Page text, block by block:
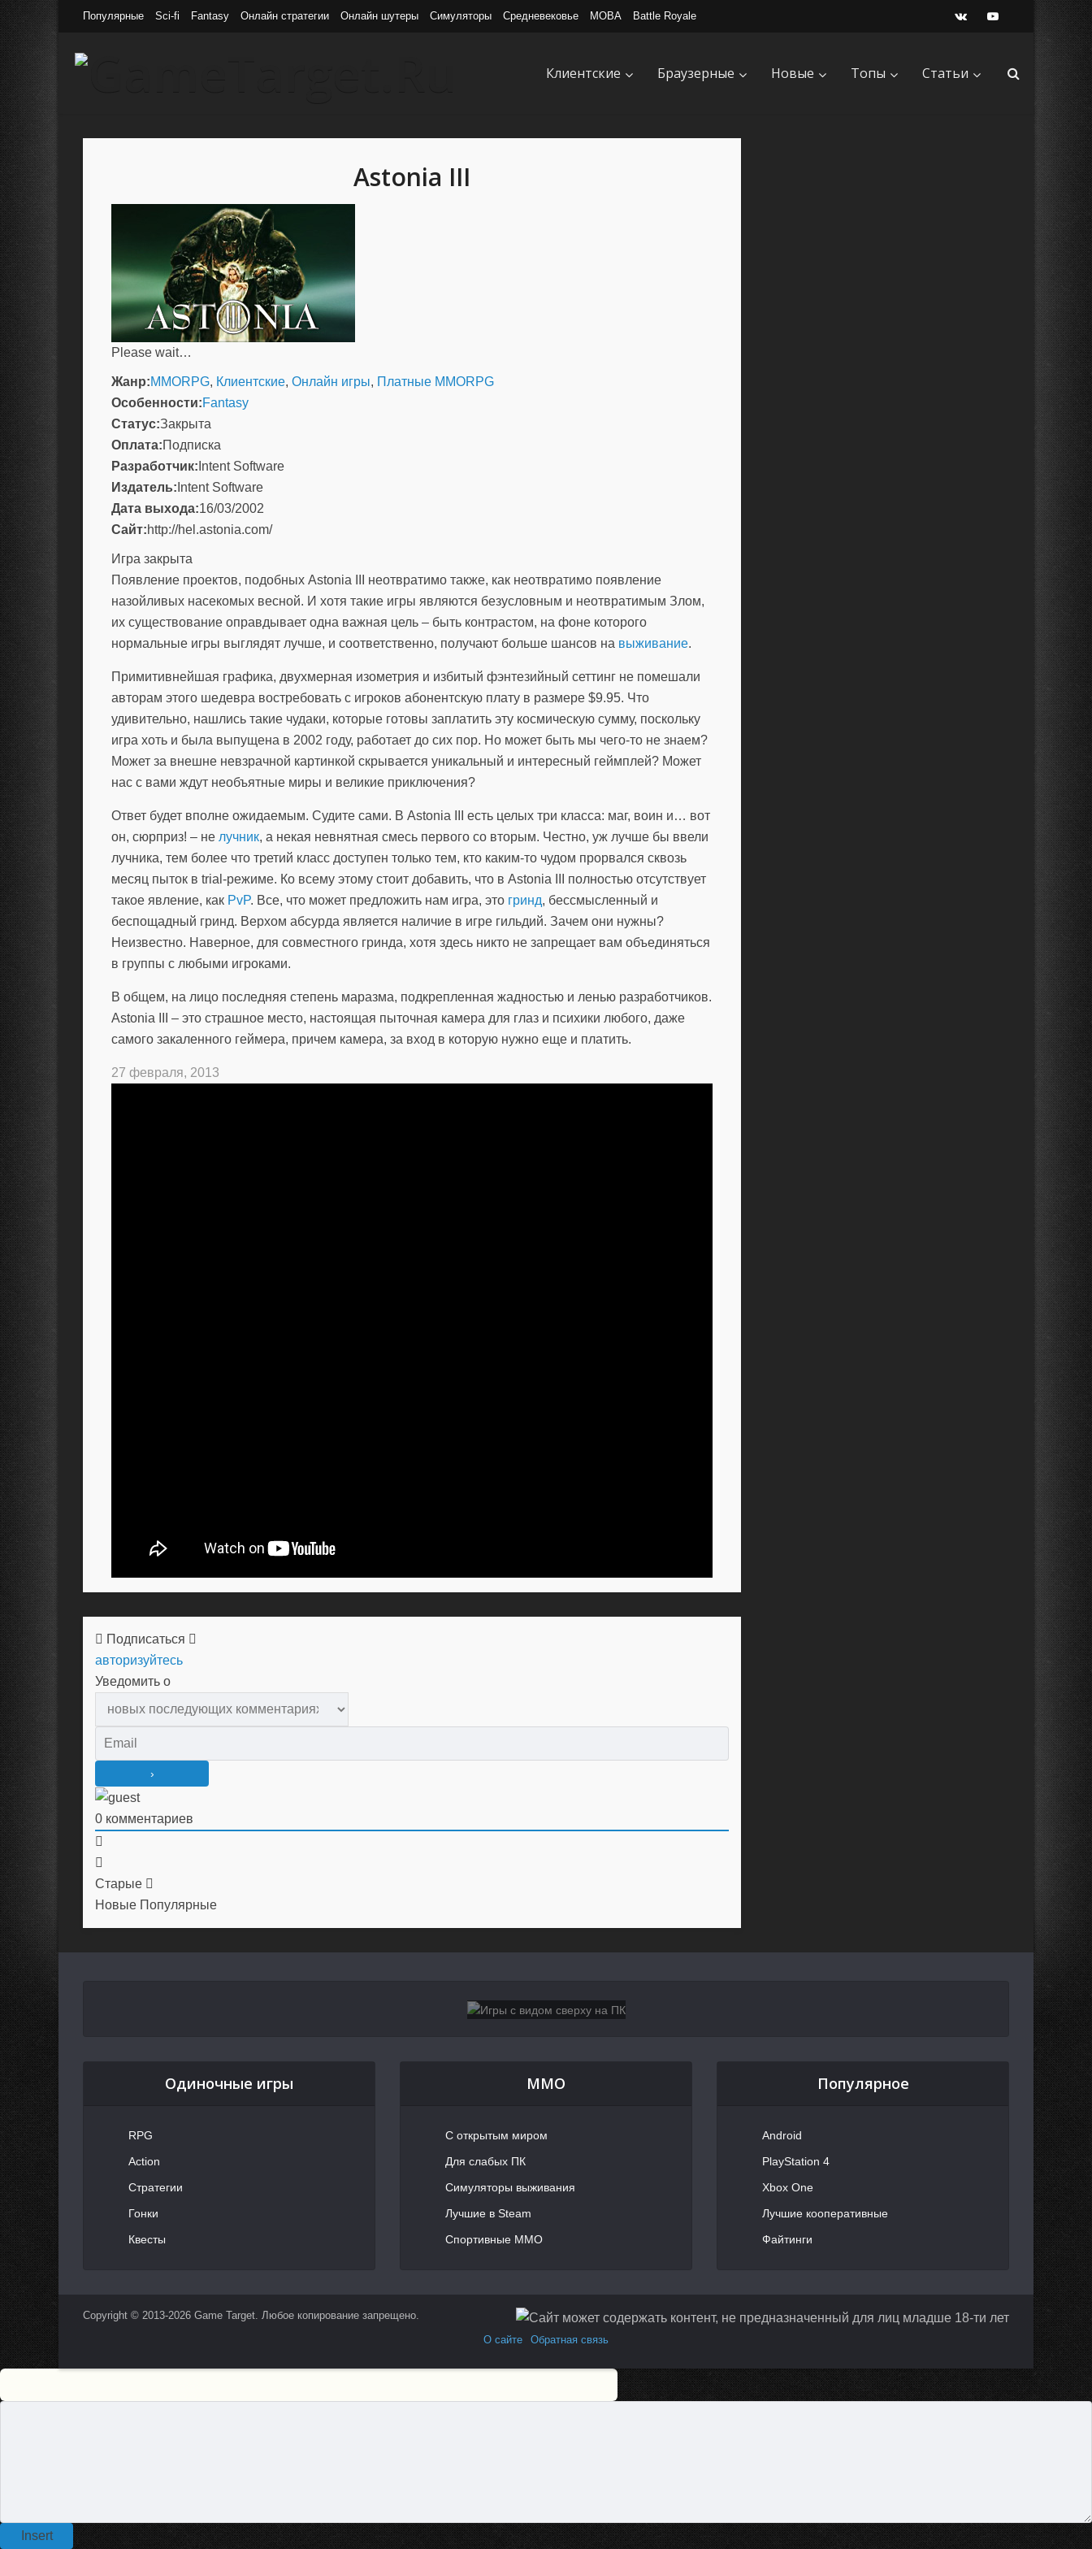
Популярные Sci-fi Fantasy Онлайн стратегии Онлайн шутеры Симуляторы Средневековье MOBA Battle Royale
Клиентские Браузерные Новые Топы Статьи
Astonia III
Please wait…
Жанр:MMORPG, Клиентские, Онлайн игры, Платные MMORPG
Особенности:Fantasy
Статус:Закрыта
Оплата:Подписка
Разработчик: Intent Software
Издатель: Intent Software
Дата выхода:16/03/2002
Сайт:http://hel.astonia.com/
Игра закрыта
Появление проектов, подобных Astonia III неотвратимо также, как неотвратимо появление
назойливых насекомых весной. И хотя такие игры являются безусловным и неотвратимым Злом,
их существование оправдывает одна важная цель – быть контрастом, на фоне которого
нормальные игры выглядят лучше, и соответственно, получают больше шансов на выживание.
Примитивнейшая графика, двухмерная изометрия и избитый фэнтезийный сеттинг не помешали
авторам этого шедевра востребовать с игроков абонентскую плату в размере $9.95. Что
удивительно, нашлись такие чудаки, которые готовы заплатить эту космическую сумму, поскольку
игра хоть и была выпущена в 2002 году, работает до сих пор. Но может быть мы чего-то не знаем?
Может за внешне невзрачной картинкой скрывается уникальный и интересный геймплей? Может
нас с вами ждут необъятные миры и великие приключения?
Ответ будет вполне ожидаемым. Судите сами. В Astonia III есть целых три класса: маг, воин и… вот
он, сюрприз! – не лучник, а некая невнятная смесь первого со вторым. Честно, уж лучше бы ввели
лучника, тем более что третий класс доступен только тем, кто каким-то чудом прорвался сквозь
месяц пыток в trial-режиме. Ко всему этому стоит добавить, что в Astonia III полностью отсутствует
такое явление, как PvP. Все, что может предложить нам игра, это гринд, бессмысленный и
беспощадный гринд. Верхом абсурда является наличие в игре гильдий. Зачем они нужны?
Неизвестно. Наверное, для совместного гринда, хотя здесь никто не запрещает вам объединяться
в группы с любыми игроками.
В общем, на лицо последняя степень маразма, подкрепленная жадностью и ленью разработчиков.
Astonia III – это страшное место, настоящая пыточная камера для глаз и психики любого, даже
самого закаленного геймера, причем камера, за вход в которую нужно еще и платить.
27 февраля, 2013
Подписаться
авторизуйтесь
Уведомить о
0 комментариев
Старые
Новые Популярные
Одиночные игры
RPG
Action
Стратегии
Гонки
Квесты
MMO
С открытым миром
Для слабых ПК
Симуляторы выживания
Лучшие в Steam
Спортивные MMO
Популярное
Android
PlayStation 4
Xbox One
Лучшие кооперативные
Файтинги
Copyright © 2013-2026 Game Target. Любое копирование запрещено.
О сайте
Обратная связь
Insert